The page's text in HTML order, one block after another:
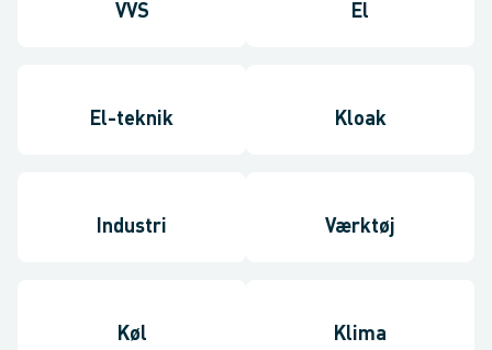
VVS El
El-teknik Kloak
Industri Værktøj
Køl Klima